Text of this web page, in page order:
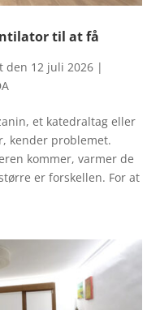
til at få
den 12 juli 2026 |
et katedraltag eller
kender problemet.
kommer, varmer de
er forskellen. For at